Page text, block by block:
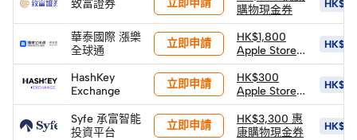
HK$6,502)
(以換購價
HK$4,400換
領)
致富證券 立即申請
購物現金券
華泰國際 漲樂
全球通
立即申請
HK$1,800
Apple Store
禮品卡 +
HK$600 股票
返現券 +
HK$900 股票
返現券 (*由華
泰發放)
HashKey
Exchange
立即申請
HK$300
Apple Store
禮品卡
Syfe 承富智能
投資平台
立即申請
HK$3,300 惠
康購物現金券